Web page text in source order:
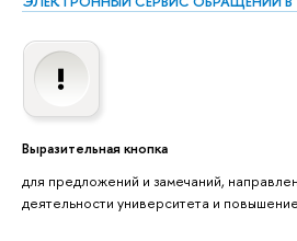
Выразительная кнопка
для предложений и замечаний,
деятельности университета и